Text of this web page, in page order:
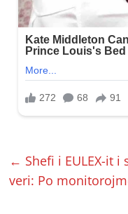
← Shefi i EULEX-it
veri: Po